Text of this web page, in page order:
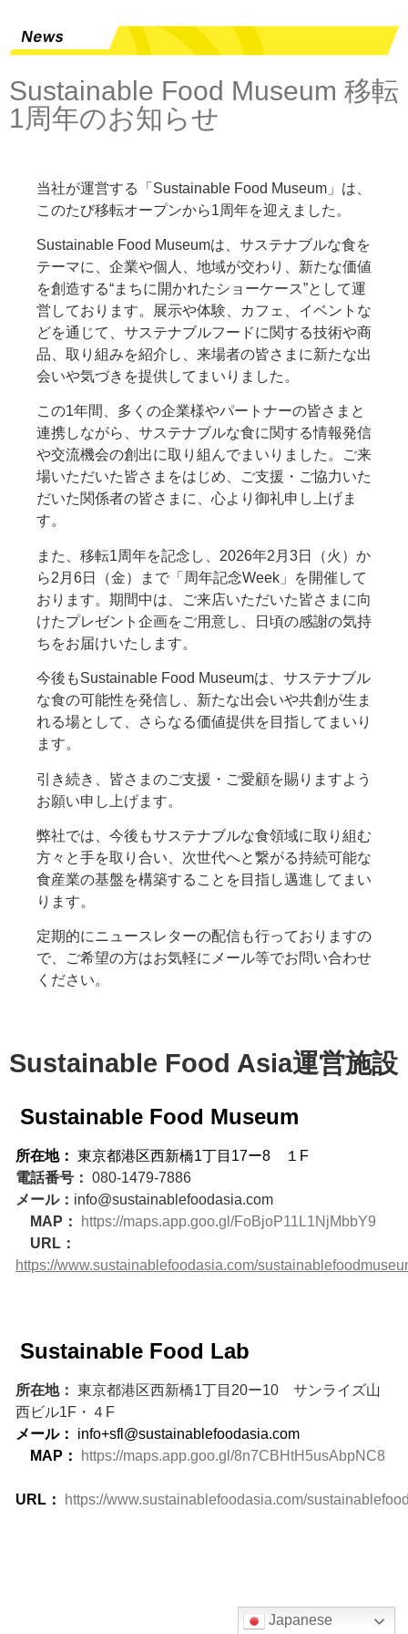
Sustainable Food Museum 移転
1周年のお知らせ
当社が運営する「Sustainable Food Museum」は、
このたび移転オープンから1周年を迎えました。
Sustainable Food Museumは、サステナブルな食を
テーマに、企業や個人、地域が交わり、新たな価値
を創造する“まちに開かれたショーケース”として運
営しております。展示や体験、カフェ、イベントな
どを通じて、サステナブルフードに関する技術や商
品、取り組みを紹介し、来場者の皆さまに新たな出
会いや気づきを提供してまいりました。
この1年間、多くの企業様やパートナーの皆さまと
連携しながら、サステナブルな食に関する情報発信
や交流機会の創出に取り組んでまいりました。ご来
場いただいた皆さまをはじめ、ご支援・ご協力いた
だいた関係者の皆さまに、心より御礼申し上げま
す。
また、移転1周年を記念し、2026年2月3日（火）か
ら2月6日（金）まで「周年記念Week」を開催して
おります。期間中は、ご来店いただいた皆さまに向
けたプレゼント企画をご用意し、日頃の感謝の気持
ちをお届けいたします。
今後もSustainable Food Museumは、サステナブル
な食の可能性を発信し、新たな出会いや共創が生ま
れる場として、さらなる価値提供を目指してまいり
ます。
引き続き、皆さまのご支援・ご愛顧を賜りますよう
お願い申し上げます。
弊社では、今後もサステナブルな食領域に取り組む
方々と手を取り合い、次世代へと繋がる持続可能な
食産業の基盤を構築することを目指し邁進してまい
ります。
定期的にニュースレターの配信も行っておりますの
で、ご希望の方はお気軽にメール等でお問い合わせ
ください。
Sustainable Food Asia運営施設
Sustainable Food Museum
所在地： 東京都港区西新橋1丁目17ー8
１F
電話番号： 080-1479-7886
メール： info@sustainablefoodasia.com
MAP：
https://maps.app.goo.gl/FoBjoP11L1NjMbbY9
URL：
https://www.sustainablefoodasia.com/
Sustainable Food Lab
所在地： 東京都港区西新橋1丁目20ー10 サンライズ山
西ビル1F・４F
メール：
info+sfl@sustainablefoodasia.com
MAP：
https://maps.app.goo.gl/8n7CBHtH5usAbpNC8
URL： https://www.sustainablefoodasia.com/
Japanese